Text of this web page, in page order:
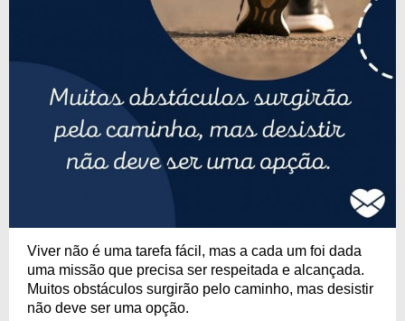
Viver não é uma tarefa fácil, mas a cada um foi dada
uma missão que precisa ser respeitada e alcançada.
Muitos obstáculos surgirão pelo caminho, mas desistir
não deve ser uma opção.